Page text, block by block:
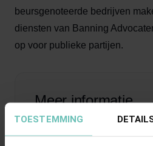
TOESTEMMING
beursgenoteerde bedrijven
diensten van Banning
op voor publieke partijen.
Meer informatie
Bouwrecht